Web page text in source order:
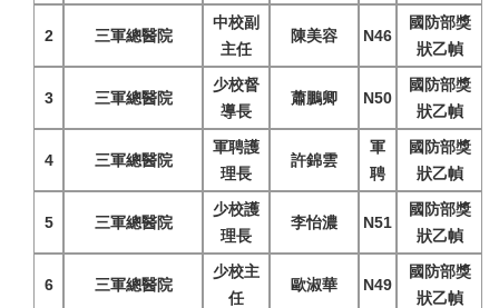
2 三軍總醫院
中校副
主任
陳美容 N46
國防部獎
狀乙幀
3 三軍總醫院
少校督
導長
蕭鵬卿 N50
國防部獎
狀乙幀
4 三軍總醫院
軍聘護
理長
許錦雲
軍
聘
國防部獎
狀乙幀
5 三軍總醫院
少校護
理長
李怡濃 N51
國防部獎
狀乙幀
6 三軍總醫院
少校主
任
歐淑華 N49
國防部獎
狀乙幀